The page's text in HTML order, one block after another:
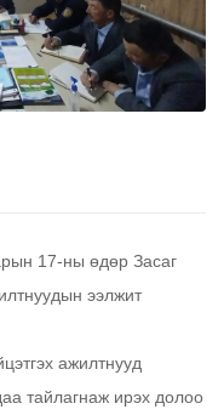
17-ны өдөр Засаг
ээлжит
ажилтнууд
тайлагнаж ирэх долоо